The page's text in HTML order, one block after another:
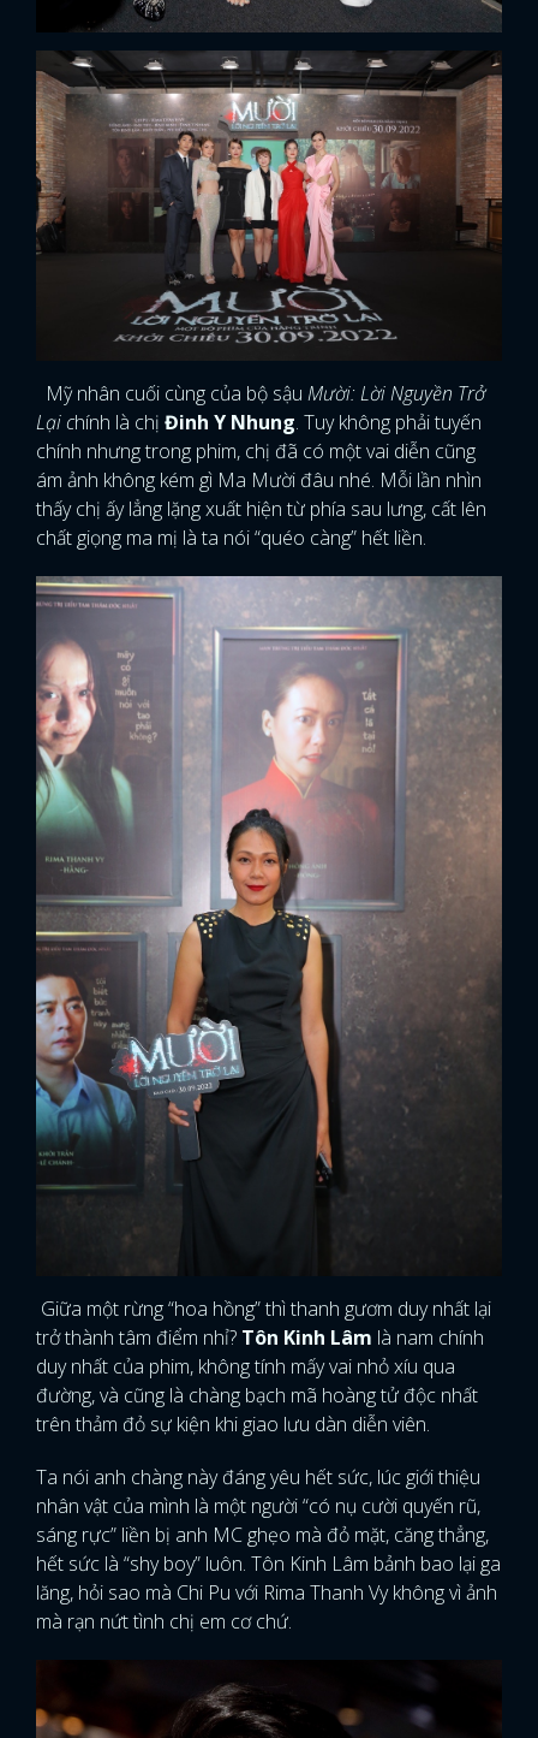
Mỹ nhân cuối cùng của bộ sậu Mười: Lời Nguyền Trở
Lại chính là chị Đinh Y Nhung. Tuy không phải tuyến
chính nhưng trong phim, chị đã có một vai diễn cũng
ám ảnh không kém gì Ma Mười đâu nhé. Mỗi lần nhìn
thấy chị ấy lẳng lặng xuất hiện từ phía sau lưng, cất lên
chất giọng ma mị là ta nói “quéo càng” hết liền.
Giữa một rừng “hoa hồng” thì thanh gươm duy nhất lại
trở thành tâm điểm nhỉ? Tôn Kinh Lâm là nam chính
duy nhất của phim, không tính mấy vai nhỏ xíu qua
đường, và cũng là chàng bạch mã hoàng tử độc nhất
trên thảm đỏ sự kiện khi giao lưu dàn diễn viên.
Ta nói anh chàng này đáng yêu hết sức, lúc giới thiệu
nhân vật của mình là một người “có nụ cười quyến rũ,
sáng rực” liền bị anh MC ghẹo mà đỏ mặt, căng thẳng,
hết sức là “shy boy” luôn. Tôn Kinh Lâm bảnh bao lại ga
lăng, hỏi sao mà Chi Pu với Rima Thanh Vy không vì ảnh
mà rạn nứt tình chị em cơ chứ.